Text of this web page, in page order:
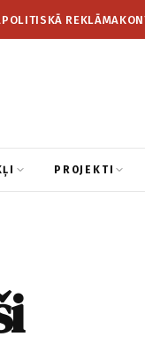
POLITISKĀ REKLĀMA
PROJEKTI